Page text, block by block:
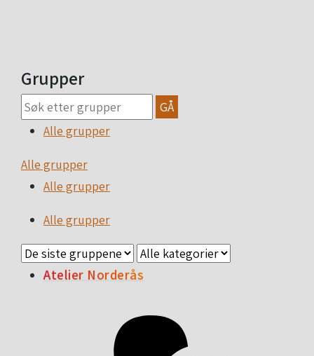
Grupper
GÅ
Alle grupper
Alle grupper
Alle grupper
Alle grupper
Atelier Norderås